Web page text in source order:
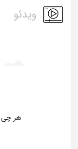
ویدئو